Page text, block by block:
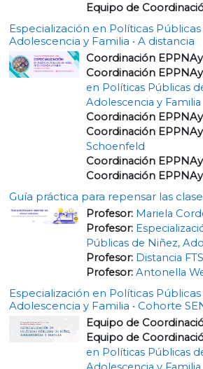
Equipo de
Especialización en Políticas
Adolescencia y Familia • A distancia
Coordinación
Coordinación
en Políticas Públicas
Adolescencia y Familia
Coordinación
Coordinación
Schoenfeld
Coordinación
Coordinación
Guía práctica para repensar las
Profesor: Mariela
Profesor:
Públicas de Niñez,
Profesor: Distancia FTS
Profesor: Antonella
Especialización en Políticas
Adolescencia y Familia • Cohorte
Equipo de
Equipo de
en Políticas Públicas